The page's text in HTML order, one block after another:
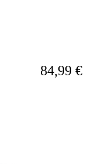
84,99 €